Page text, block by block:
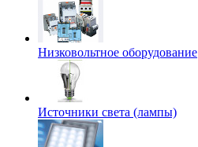
Низковольтное оборудование
Источники света (лампы)